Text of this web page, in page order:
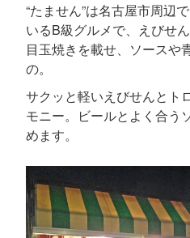
“たません”は名古屋市周辺
いるB級グルメで、えびせ
目玉焼きを載せ、ソースや
の。
サクッと軽いえびせんとト
モニー。ビールとよく合う
めます。